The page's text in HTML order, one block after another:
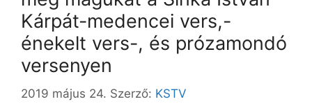
Kárpát-medencei vers,-
énekelt vers-, és prózamondó
versenyen
2019 május 24. Szerző: KSTV